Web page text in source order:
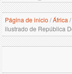
Página de inicio /África /
ilustrado de República